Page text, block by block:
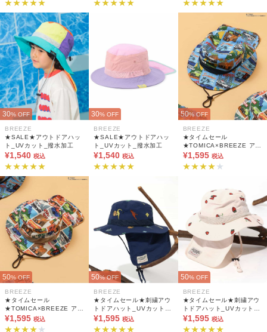
30% OFF
BREEZE
★SALE★アウトドアハッ
ト_UVカット_撥水加工
¥1,540 税込
30% OFF
BREEZE
★SALE★アウトドアハッ
ト_UVカット_撥水加工
¥1,540 税込
50% OFF
BREEZE
★タイムセール
★TOMICA×BREEZE アウ
トドアハット UVカット 水
陸両用 撥水
¥1,595 税込
50% OFF
BREEZE
★タイムセール
★TOMICA×BREEZE アウ
トドアハット UVカット 水
陸両用 撥水
¥1,595 税込
50% OFF
BREEZE
★タイムセール★刺繍アウ
トドアハット_UVカット_
撥水加工
¥1,595 税込
50% OFF
BREEZE
★タイムセール★刺繍アウ
トドアハット_UVカット_
撥水加工
¥1,595 税込